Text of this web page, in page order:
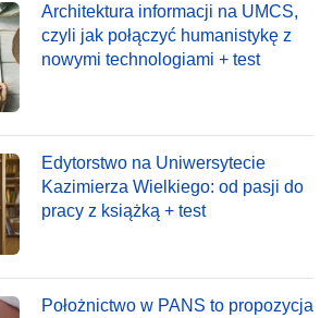
Architektura informacji na UMCS,
czyli jak połączyć humanistykę z
nowymi technologiami + test
Edytorstwo na Uniwersytecie
Kazimierza Wielkiego: od pasji do
pracy z książką + test
Położnictwo w PANS to propozycja